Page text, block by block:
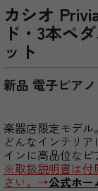
カシオ
ド・3本ペ
ット
新品 電子ピアノ
楽器店限定モデル。
どんなインテリ
インに高品位なピ
※取扱説明書は付
さい。→公式ホー